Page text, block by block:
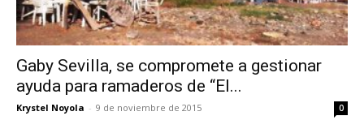
Gaby Sevilla, se compromete a gestionar
ayuda para ramaderos de “El...
Krystel Noyola - 9 de noviembre de 2015 0